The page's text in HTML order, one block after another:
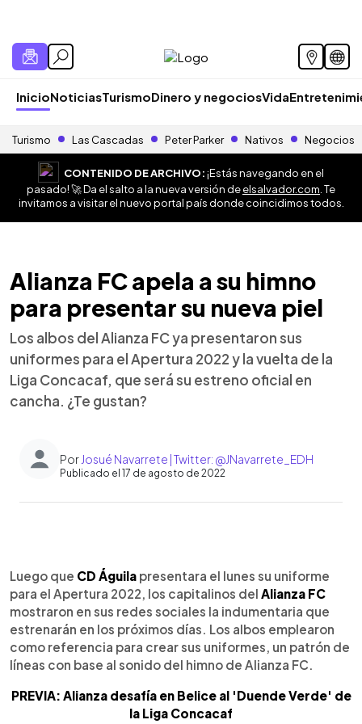
InicioNoticiasTurismoDinero y negociosVida
Turismo Las Cascadas Peter Parker Nativos Negocios
CONTENIDO DE ARCHIVO:¡Estás navegando en el
pasado! 🚀 Da el salto a la nueva versión deelsalvador.com . Te
invitamos a visitar el nuevo portal país donde coincidimos todos.
Alianza FC apela a su himno
para presentar su nueva piel
Los albos del Alianza FC ya presentaron sus
uniformes para el Apertura 2022 y la vuelta de la
Liga Concacaf, que será su estreno oficial en
cancha. ¿Te gustan?
Por Josué Navarrete | Twitter: @JNavarrete_EDH
Publicado el 17 de agosto de 2022
Escuchar artículo
Luego que CD Águila presentara el lunes su uniforme
para el Apertura 2022, los capitalinos del Alianza FC
mostraron en sus redes sociales la indumentaria que
estrenarán en los próximos días. Los albos emplearon
como referencia para crear sus uniformes, un patrón de
líneas con base al sonido del himno de Alianza FC.
PREVIA: Alianza desafía en Belice al 'Duende Verde' de
la Liga Concacaf